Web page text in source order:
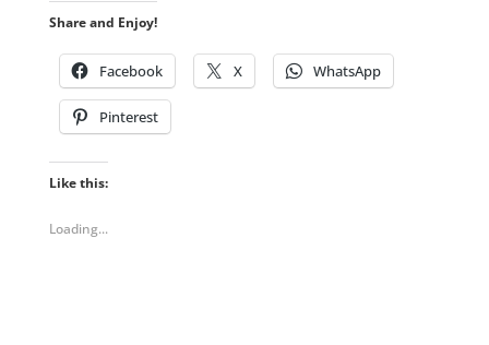
Share and Enjoy!
Facebook X WhatsApp
Pinterest
Like this:
Loading...